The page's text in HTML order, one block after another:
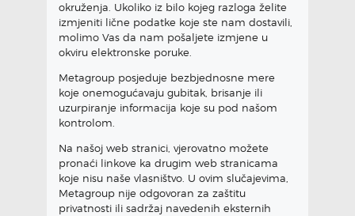
okruženja. Ukoliko iz bilo kojeg razloga želite
izmjeniti lične podatke koje ste nam dostavili,
molimo Vas da nam pošaljete izmjene u
okviru elektronske poruke.
Metagroup posjeduje bezbjednosne mere
koje onemogućavaju gubitak, brisanje ili
uzurpiranje informacija koje su pod našom
kontrolom.
Na našoj web stranici, vjerovatno možete
pronaći linkove ka drugim web stranicama
koje nisu naše vlasništvo. U ovim slučajevima,
Metagroup nije odgovoran za zaštitu
privatnosti ili sadržaj navedenih eksternih